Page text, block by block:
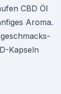
CBD Öl
Aroma.
Kapseln